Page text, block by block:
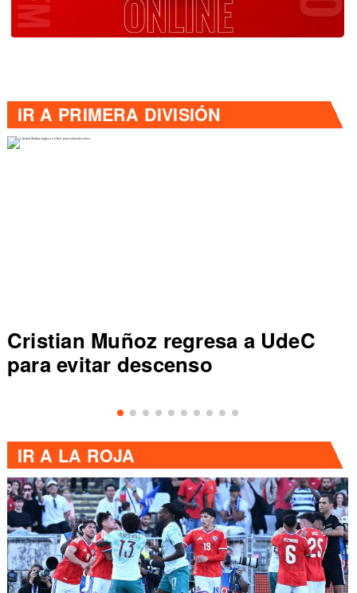
IR A PRIMERA DIVISIÓN
Cristian Muñoz regresa a UdeC
para evitar descenso
IR A LA ROJA